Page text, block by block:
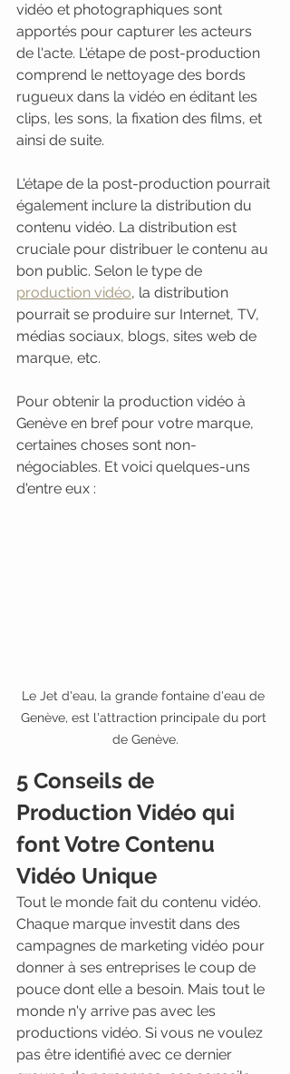
vidéo et photographiques sont
apportés pour capturer les acteurs
de l'acte. L'étape de post-production
comprend le nettoyage des bords
rugueux dans la vidéo en éditant les
clips, les sons, la fixation des films, et
ainsi de suite.
L'étape de la post-production pourrait
également inclure la distribution du
contenu vidéo. La distribution est
cruciale pour distribuer le contenu au
bon public. Selon le type de
production vidéo, la distribution
pourrait se produire sur Internet, TV,
médias sociaux, blogs, sites web de
marque, etc.
Pour obtenir la production vidéo à
Genève en bref pour votre marque,
certaines choses sont non-
négociables. Et voici quelques-uns
d'entre eux :
Le Jet d'eau, la grande fontaine d'eau de
Genève, est l'attraction principale du port
de Genève.
5 Conseils de
Production Vidéo qui
font Votre Contenu
Vidéo Unique
Tout le monde fait du contenu vidéo.
Chaque marque investit dans des
campagnes de marketing vidéo pour
donner à ses entreprises le coup de
pouce dont elle a besoin. Mais tout le
monde n'y arrive pas avec les
productions vidéo. Si vous ne voulez
pas être identifié avec ce dernier